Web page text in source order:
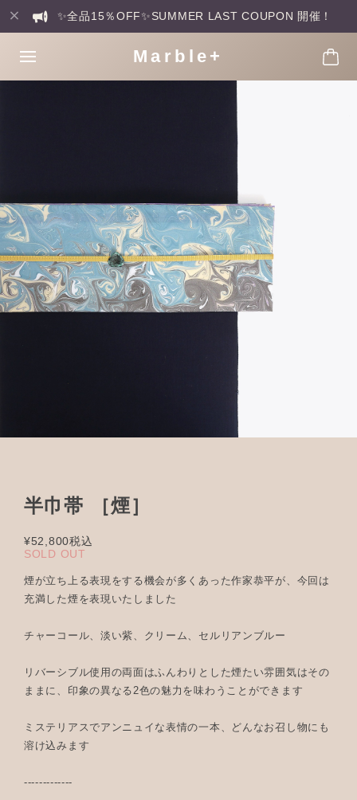
✨全品15％OFF✨SUMMER LAST COUPON 開催！
Marble+
半巾帯 ［煙］
¥52,800税込
SOLD OUT
煙が立ち上る表現をする機会が多くあった作家恭平が、今回は
充満した煙を表現いたしました
チャーコール、淡い紫、クリーム、セルリアンブルー
リバーシブル使用の両面はふんわりとした煙たい雰囲気はその
ままに、印象の異なる2色の魅力を味わうことができます
ミステリアスでアンニュイな表情の一本、どんなお召し物にも
溶け込みます
-------------